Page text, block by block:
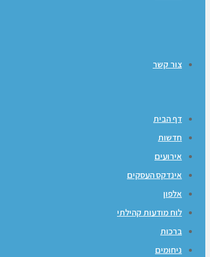
צור קשר
דף הבית
חדשות
אירועים
אינדקס העסקים
אלפון
לוח מודעות קהילתי
ברכות
ניחומים